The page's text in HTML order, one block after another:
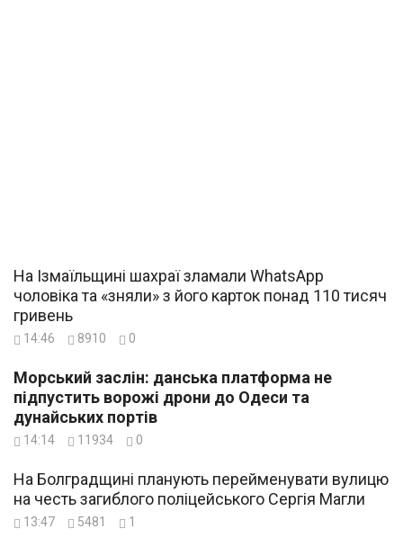
На Ізмаїльщині шахраї зламали WhatsApp
чоловіка та «зняли» з його карток понад 110 тисяч
гривень
14:46 8910 0
Морський заслін: данська платформа не
підпустить ворожі дрони до Одеси та
дунайських портів
14:14 11934 0
На Болградщині планують перейменувати вулицю
на честь загиблого поліцейського Сергія Магли
13:47 5481 1